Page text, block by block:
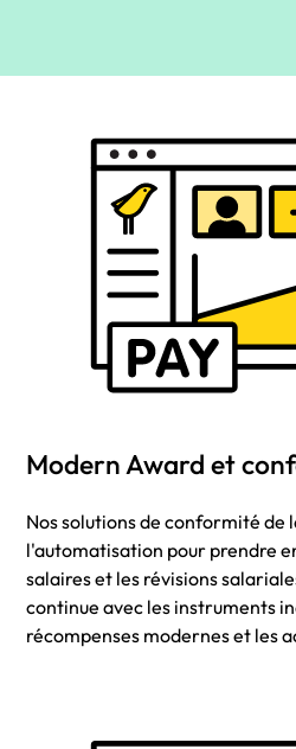
Modern Award et
Nos solutions de conformité de
l'automatisation pour prendre
salaires et les révisions
continue avec les instruments
récompenses modernes et les